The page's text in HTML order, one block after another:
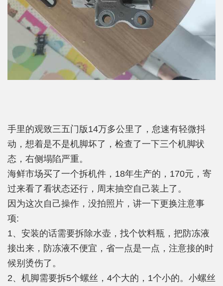
手里的观致三五门版14万多公里了，怠速有轻微抖
动，想着是不是机脚坏了，检查了一下三个机脚状
态，右侧塌陷严重。
海鲜市场买了一个拆机件，18年生产的，170元，寄
过来看了看状态还行，周末抽空自己装上了。
因为这次自己操作，没拍照片，讲一下更换注意事
项:
1、安装的话需要拆除水壶，找个饮料瓶，把防冻液
接出来，防冻液不便宜，省一点是一点，注意接的时
候别烫伤了。
2、机脚需要拆5个螺丝，4个大的，1个小的。小螺丝